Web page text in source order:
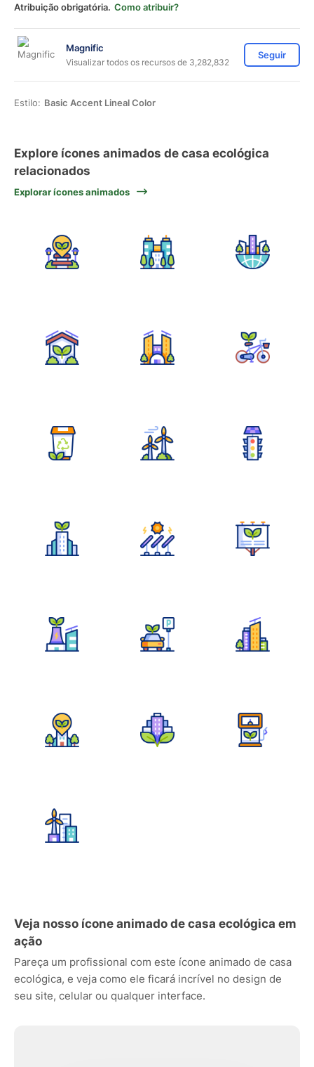
Atribuição obrigatória. Como atribuir?
Magnific
Visualizar todos os recursos de 3,282,832
Seguir
Estilo: Basic Accent Lineal Color
Explore ícones animados de casa ecológica
relacionados
Explorar ícones animados
Veja nosso ícone animado de casa ecológica em
ação
Pareça um profissional com este ícone animado de casa
ecológica, e veja como ele ficará incrível no design de
seu site, celular ou qualquer interface.